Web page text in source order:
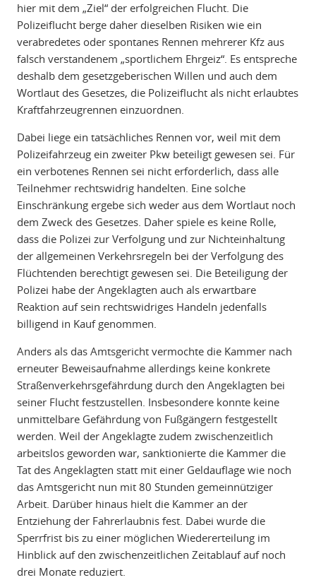
hier mit dem „Ziel“ der erfolgreichen Flucht. Die
Polizeiflucht berge daher dieselben Risiken wie ein
verabredetes oder spontanes Rennen mehrerer Kfz aus
falsch verstandenem „sportlichem Ehrgeiz“. Es entspreche
deshalb dem gesetzgeberischen Willen und auch dem
Wortlaut des Gesetzes, die Polizeiflucht als nicht erlaubtes
Kraftfahrzeugrennen einzuordnen.
Dabei liege ein tatsächliches Rennen vor, weil mit dem
Polizeifahrzeug ein zweiter Pkw beteiligt gewesen sei. Für
ein verbotenes Rennen sei nicht erforderlich, dass alle
Teilnehmer rechtswidrig handelten. Eine solche
Einschränkung ergebe sich weder aus dem Wortlaut noch
dem Zweck des Gesetzes. Daher spiele es keine Rolle,
dass die Polizei zur Verfolgung und zur Nichteinhaltung
der allgemeinen Verkehrsregeln bei der Verfolgung des
Flüchtenden berechtigt gewesen sei. Die Beteiligung der
Polizei habe der Angeklagten auch als erwartbare
Reaktion auf sein rechtswidriges Handeln jedenfalls
billigend in Kauf genommen.
Anders als das Amtsgericht vermochte die Kammer nach
erneuter Beweisaufnahme allerdings keine konkrete
Straßenverkehrsgefährdung durch den Angeklagten bei
seiner Flucht festzustellen. Insbesondere konnte keine
unmittelbare Gefährdung von Fußgängern festgestellt
werden. Weil der Angeklagte zudem zwischenzeitlich
arbeitslos geworden war, sanktionierte die Kammer die
Tat des Angeklagten statt mit einer Geldauflage wie noch
das Amtsgericht nun mit 80 Stunden gemeinnütziger
Arbeit. Darüber hinaus hielt die Kammer an der
Entziehung der Fahrerlaubnis fest. Dabei wurde die
Sperrfrist bis zu einer möglichen Wiedererteilung im
Hinblick auf den zwischenzeitlichen Zeitablauf auf noch
drei Monate reduziert.